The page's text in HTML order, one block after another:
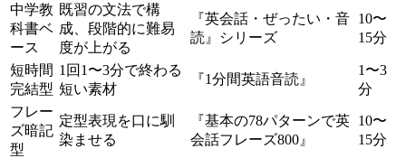
中学教
科書ベ
ース
既習の文法で構
成、段階的に難易
度が上がる
『英会話・ぜったい・音
読』シリーズ
10〜
15分
短時間
完結型
1回1〜3分で終わる
短い素材
『1分間英語音読』
1〜3
分
フレー
ズ暗記
型
定型表現を口に馴
染ませる
『基本の78パターンで英
会話フレーズ800』
10〜
15分